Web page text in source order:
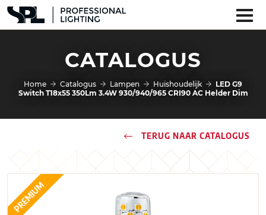
CATALOGUS
Home Catalogus Lampen Huishoudelijk
LED G9
Switch T18x55 350Lm 3.4W 930/940/965 CRI90 AC Helder Dim
TERUG NAAR CATALOGUS
PREMIUM